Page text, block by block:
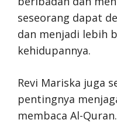
seseorang dapat
dan menjadi lebih
kehidupannya.
Revi Mariska juga
pentingnya
membaca Al-